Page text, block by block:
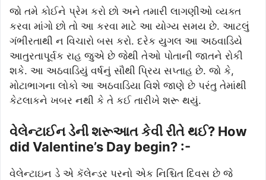
જો તમે કોઈને પ્રેમ કરો છો અને તમારી લાગણીઓ વ્યક્ત
કરવા માંગો છો તો આ કરવા માટે આ યોગ્ય સમય છે. આટલું
ગંભીરતાથી ન વિચારો બસ કરો. દરેક યુગલ આ અઠવાડિયે
આતુરતાપૂર્વક રાહ જુએ છે જેથી તેઓ પોતાની જાતને રોકી
શકે. આ અઠવાડિયું વર્ષનું સૌથી પ્રિય સપ્તાહ છે. જો કે,
મોટાભાગના લોકો આ અઠવાડિયા વિશે જાણે છે પરંતુ તેમાંથી
કેટલાકને ખબર નથી કે તે કઈ તારીખે શરૂ થયું.
વેલેન્ટાઈન ડેની શરૂઆત કેવી રીતે થઈ? How
did Valentine’s Day begin? :-
વેલેન્ટાઇન ડે એ કૅલેન્ડર પરનો એક નિશ્ચિત દિવસ છે જે